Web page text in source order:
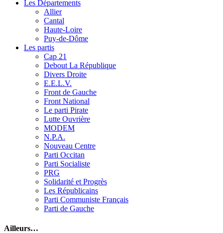
Les Départements
Allier
Cantal
Haute-Loire
Puy-de-Dôme
Les partis
Cap 21
Debout La République
Divers Droite
E.E.L.V.
Front de Gauche
Front National
Le parti Pirate
Lutte Ouvrière
MODEM
N.P.A.
Nouveau Centre
Parti Occitan
Parti Socialiste
PRG
Solidarité et Progrès
Les Républicains
Parti Communiste Français
Parti de Gauche
Ailleurs…